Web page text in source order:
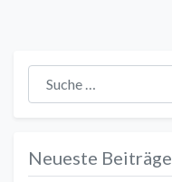
Suche nach:
Neueste Beiträge